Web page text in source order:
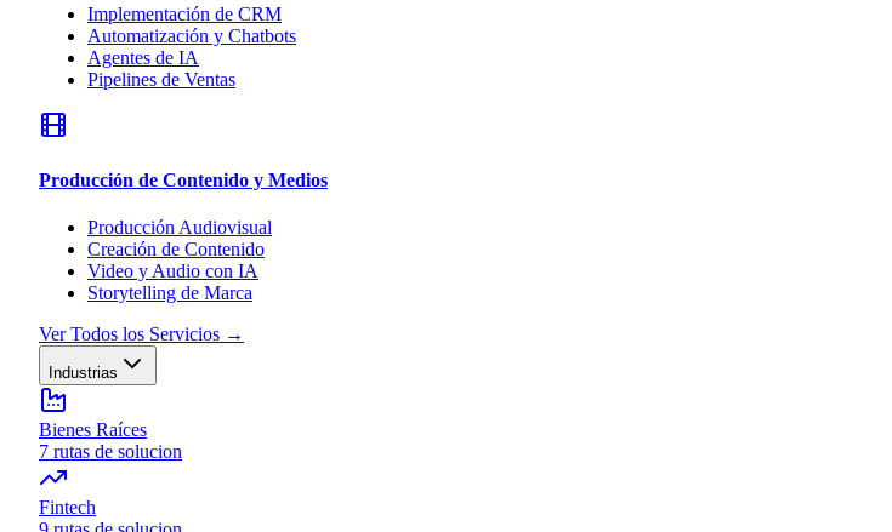
Implementación de CRM
Automatización y Chatbots
Agentes de IA
Pipelines de Ventas
Producción de Contenido y Medios
Producción Audiovisual
Creación de Contenido
Video y Audio con IA
Storytelling de Marca
Ver Todos los Servicios →
Industrias
Bienes Raíces
7 rutas de solucion
Fintech